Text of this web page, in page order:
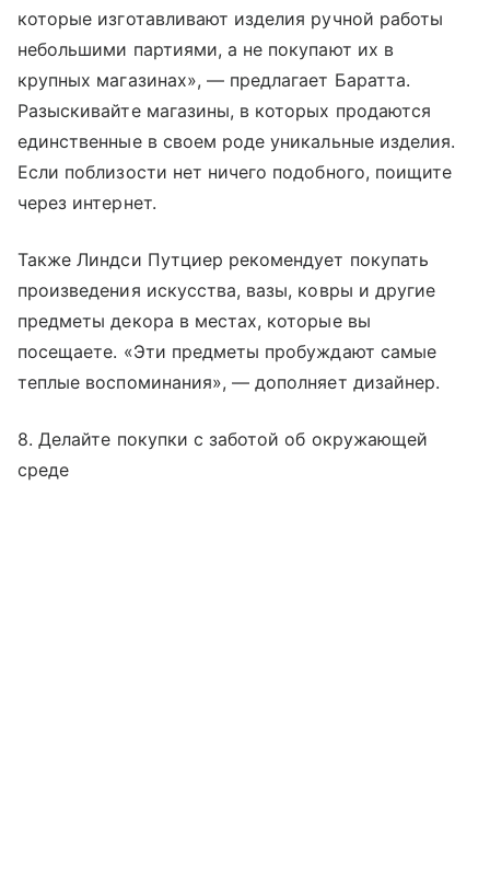
которые изготавливают изделия ручной работы
небольшими партиями, а не покупают их в
крупных магазинах», — предлагает Баратта.
Разыскивайте магазины, в которых продаются
единственные в своем роде уникальные изделия.
Если поблизости нет ничего подобного, поищите
через интернет.
Также Линдси Путциер рекомендует покупать
произведения искусства, вазы, ковры и другие
предметы декора в местах, которые вы
посещаете. «Эти предметы пробуждают самые
теплые воспоминания», — дополняет дизайнер.
8. Делайте покупки с заботой об окружающей
среде